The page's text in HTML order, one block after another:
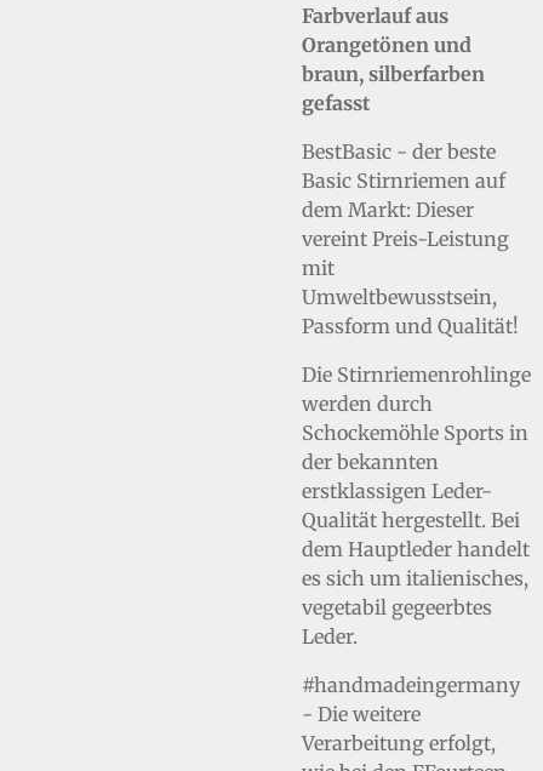
Farbverlauf aus
Orangetönen und
braun, silberfarben
gefasst
BestBasic - der beste
Basic Stirnriemen auf
dem Markt: Dieser
vereint Preis-Leistung
mit
Umweltbewusstsein,
Passform und Qualität!
Die Stirnriemenrohlinge
werden durch
Schockemöhle Sports in
der bekannten
erstklassigen Leder-
Qualität hergestellt. Bei
dem Hauptleder handelt
es sich um italienisches,
vegetabil gegeerbtes
Leder.
#handmadeingermany
- Die weitere
Verarbeitung erfolgt,